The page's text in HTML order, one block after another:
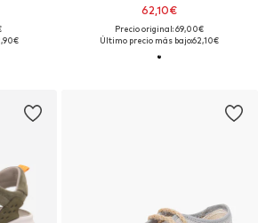
62,10€
Precio original: 69,00€
Último precio más bajo:62,10€